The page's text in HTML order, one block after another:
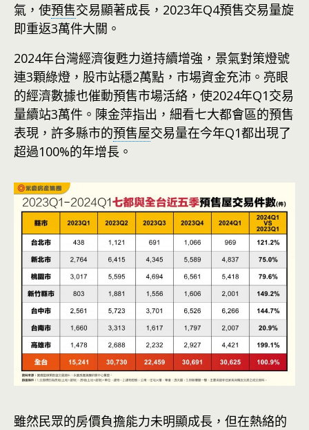
氣，使預售交易顯著成長，2023年Q4預售交易量旋
即重返3萬件大關。
2024年台灣經濟復甦力道持續增強，景氣對策燈號
連3顆綠燈，股市站穩2萬點，市場資金充沛。亮眼
的經濟數據也催動預售市場活絡，使2024年Q1交易
量續站3萬件。陳金萍指出，細看七大都會區的預售
表現，許多縣市的預售屋交易量在今年Q1都出現了
超過100%的年增長。
雖然民眾的房價負擔能力未明顯成長，但在熱絡的